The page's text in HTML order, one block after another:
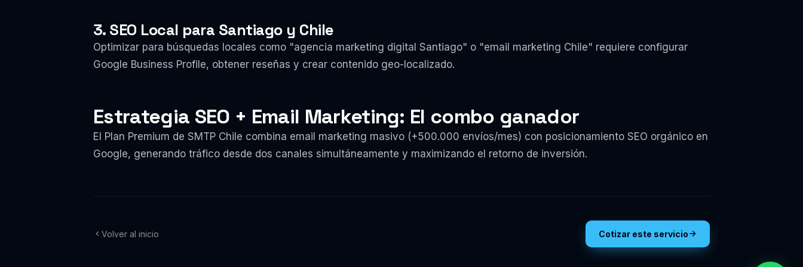
3. SEO Local para Santiago y Chile
Optimizar para búsquedas locales como "agencia marketing digital Santiago" o "email marketing Chile" requiere configurar
Google Business Profile, obtener reseñas y crear contenido geo-localizado.
Estrategia SEO + Email Marketing: El combo ganador
El Plan Premium de SMTP Chile combina email marketing masivo (+500.000 envíos/mes) con posicionamiento SEO orgánico en
Google, generando tráfico desde dos canales simultáneamente y maximizando el retorno de inversión.
Volver al inicio Cotizar este servicio